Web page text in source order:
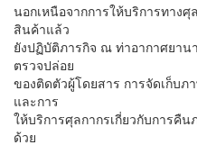
นอกเหนือจากการให้บริการทางศุ
สินค้าแล้ว
ยังปฏิบัติภารกิจ ณ ท่าอากาศยา
ตรวจปล่อย
ของติดตัวผู้โดยสาร การจัดเก็บ
และการ
ให้บริการศุลกากรเกี่ยวกับการคื
ด้วย